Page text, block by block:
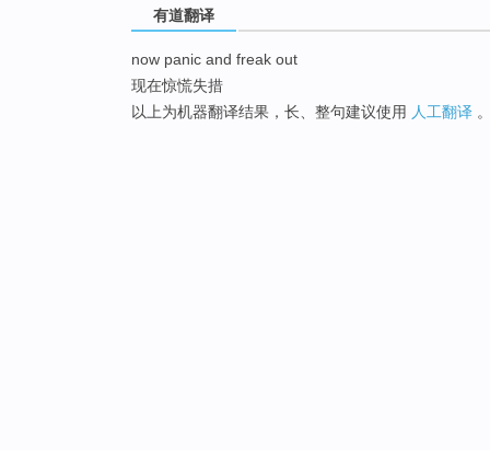
有道翻译
now panic and freak out
现在惊慌失措
以上为机器翻译结果，长、整句建议使用 人工翻译